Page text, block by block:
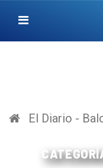
El Diario -